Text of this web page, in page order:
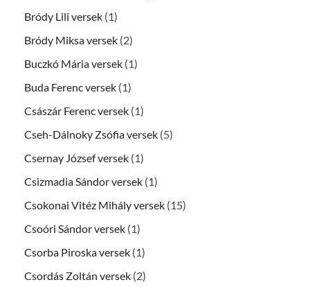
Bródy Lili versek (1)
Bródy Miksa versek (2)
Buczkó Mária versek (1)
Buda Ferenc versek (1)
Császár Ferenc versek (1)
Cseh-Dálnoky Zsófia versek (5)
Csernay József versek (1)
Csizmadia Sándor versek (1)
Csokonai Vitéz Mihály versek (15)
Csoóri Sándor versek (1)
Csorba Piroska versek (1)
Csordás Zoltán versek (2)